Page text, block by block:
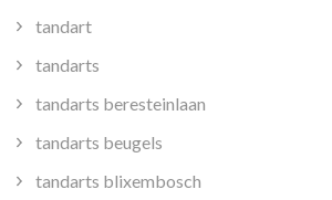
tandart
tandarts
tandarts beresteinlaan
tandarts beugels
tandarts blixembosch